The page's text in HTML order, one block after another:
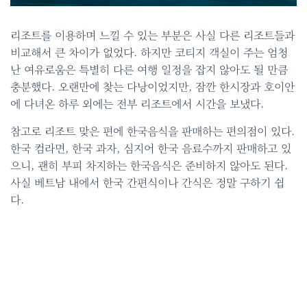
리조트를 이용하며 느낄 수 있는 부분은 사실 다른 리조트들과
비교해서 큰 차이가 없었다. 하지만 코티지 객실이 주는 엄청
난 여유로움은 특별히 다른 여행 일정을 잡지 않아도 될 만큼
충분했다. 오랜만에 찾는 다낭이었지만, 잠깐 한시장과 호이안
에 다녀온 하루 외에는 전부 리조트에서 시간을 보냈다.
참고로 리조트 맞은 편에 한국음식을 판매하는 편의점이 있다.
한국 컴라면, 한국 과자, 심지어 한국 음료수까지 판매하고 있
으니, 괜히 부피 차지하는 한국음식은 준비하지 않아도 된다.
사실 베트남 내에서 한국 간편식이나 간식은 정말 구하기 쉽
다.